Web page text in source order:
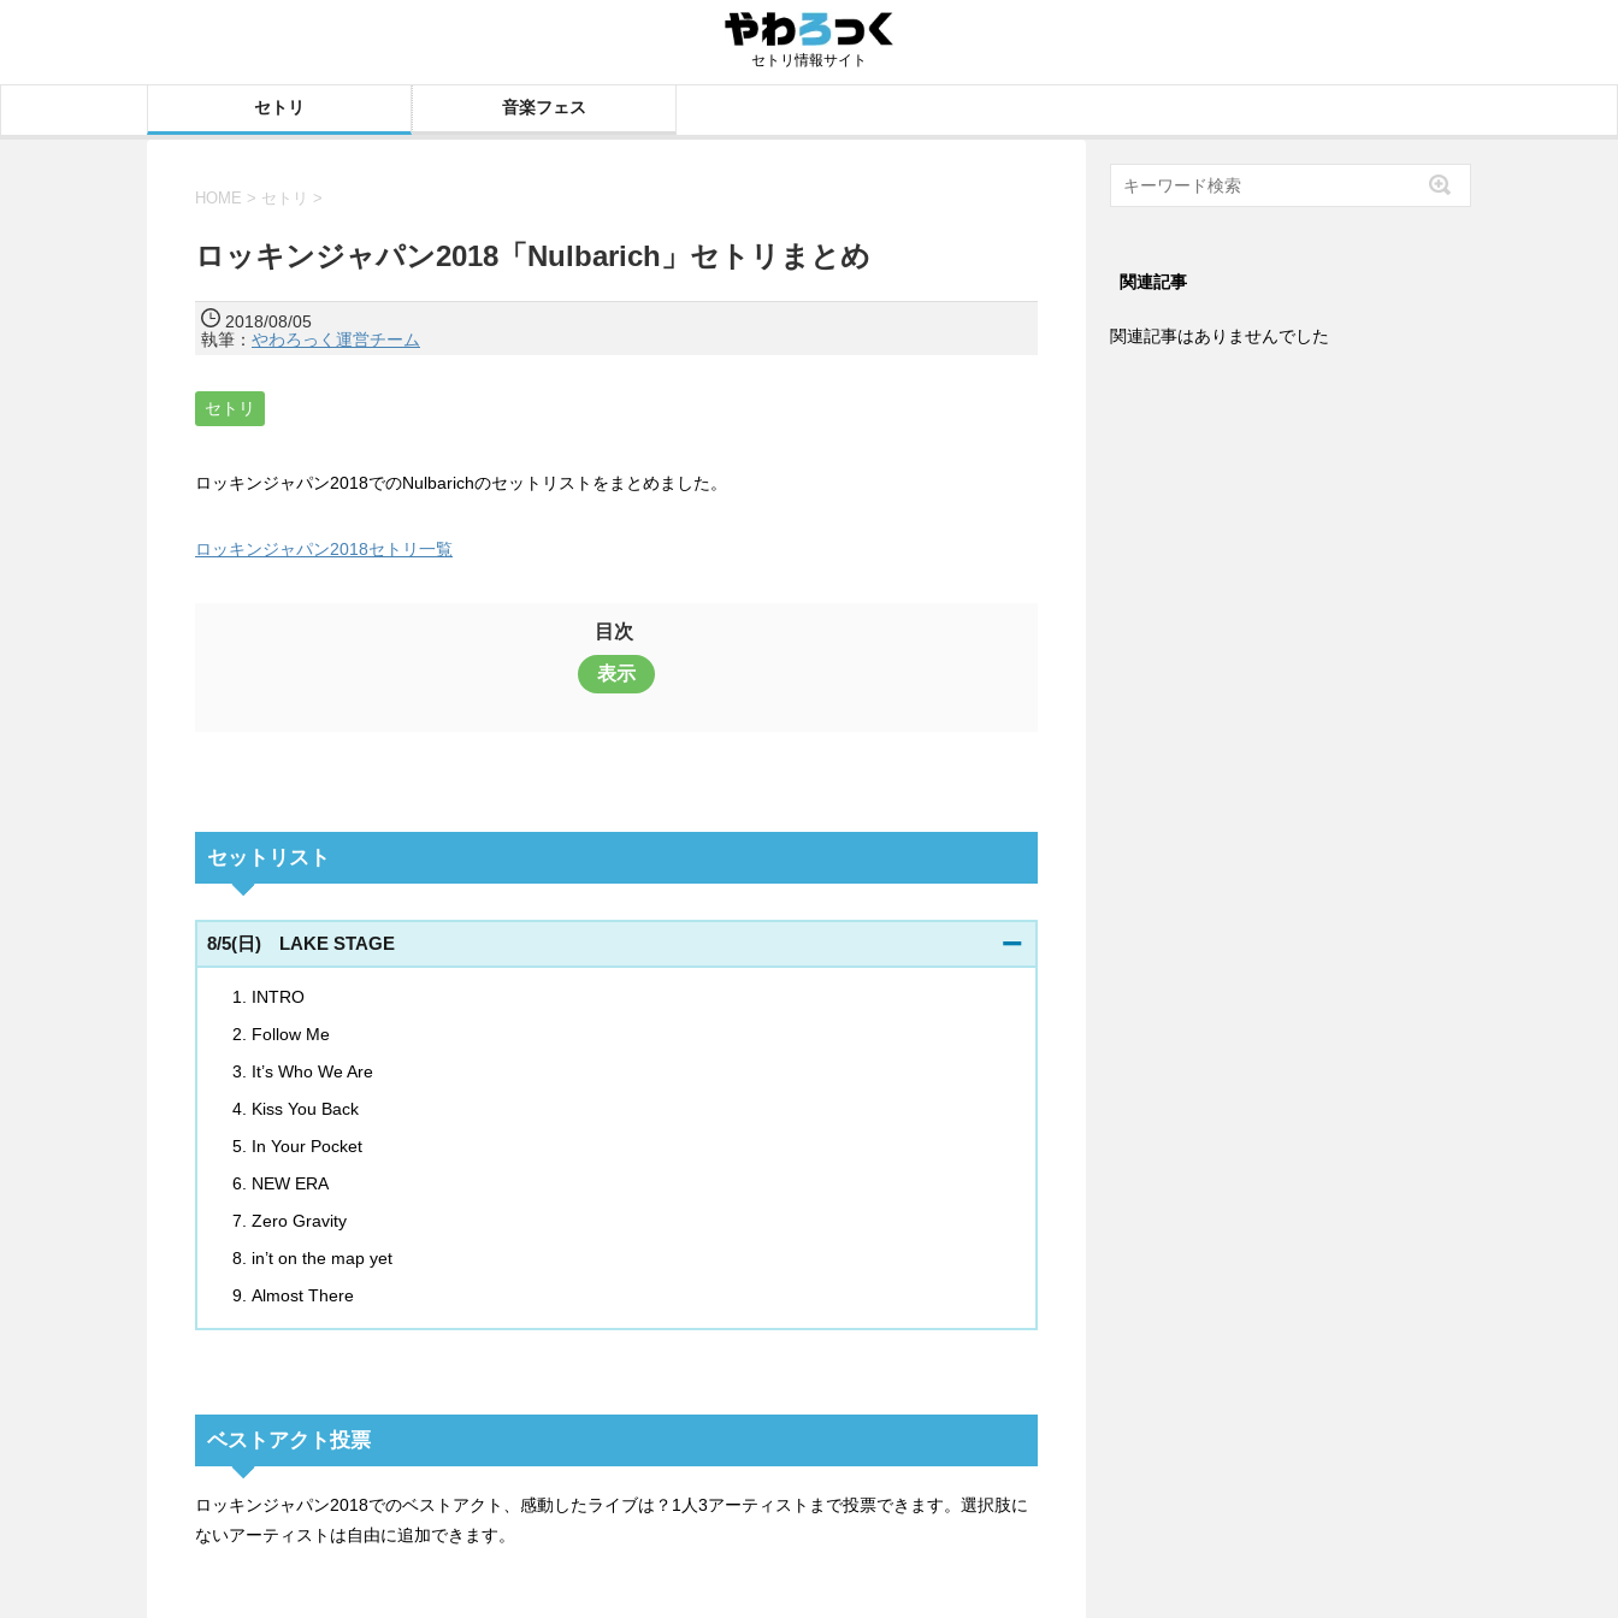
セトリ情報サイト
セトリ 音楽フェス
HOME > セトリ >
ロッキンジャパン2018「Nulbarich」セトリまとめ
2018/08/05
執筆： やわろっく運営チーム
セトリ
ロッキンジャパン2018でのNulbarichのセットリストをまとめました。
ロッキンジャパン2018セトリ一覧
目次
表示
セットリスト
8/5(日) LAKE STAGE
INTRO
Follow Me
It’s Who We Are
Kiss You Back
In Your Pocket
NEW ERA
Zero Gravity
in’t on the map yet
Almost There
ベストアクト投票
ロッキンジャパン2018でのベストアクト、感動したライブは？1人3アーティストまで投票できます。選択肢に
ないアーティストは自由に追加できます。
関連記事
関連記事はありませんでした